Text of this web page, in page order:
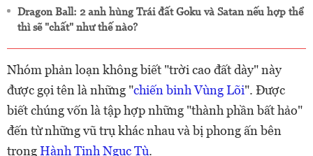
Dragon Ball: 2 anh hùng Trái đất Goku và Satan nếu hợp thể
thì sẽ "chất" như thế nào?
Nhóm phản loạn không biết "trời cao đất dày" này
được gọi tên là những "chiến binh Vùng Lõi". Được
biết chúng vốn là tập hợp những "thành phần bất hảo"
đến từ những vũ trụ khác nhau và bị phong ấn bên
trongHành Tinh Ngục Tù.